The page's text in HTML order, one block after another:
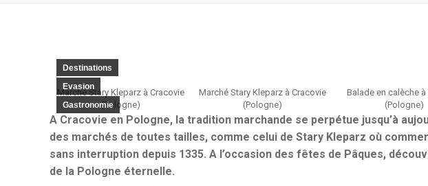
Destinations
Evasion
Gastronomie
Marché Stary Kleparz à Cracovie
(Pologne)
Marché Stary Kleparz à Cracovie
(Pologne)
Balade en calèche à
(Pologne)
A Cracovie en Pologne, la tradition marchande se perpétue jusqu’à
des marchés de toutes tailles, comme celui de Stary Kleparz où
sans interruption depuis 1335. A l’occasion des fêtes de Pâques,
de la Pologne éternelle.